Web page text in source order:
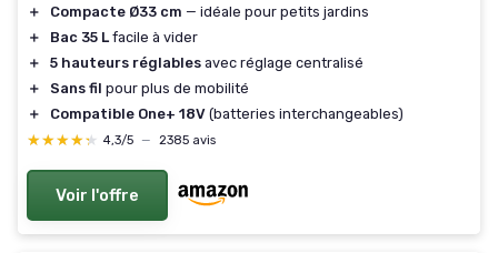
＋ Compacte Ø33 cm — idéale pour petits jardins
＋
Bac 35 L facile à vider
＋
5 hauteurs réglables avec réglage centralisé
＋
Sans fil pour plus de mobilité
＋
Compatible One+ 18V (batteries interchangeables)
★★★★★
★★★★★ 4,3/5 — 2385 avis
Voir l'offre